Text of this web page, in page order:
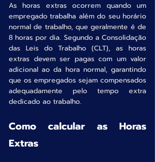
As horas extras ocorrem quando um
empregado trabalha além do seu horário
normal de trabalho, que geralmente é de
8 horas por dia. Segundo a Consolidação
das Leis do Trabalho (CLT), as horas
extras devem ser pagas com um valor
adicional ao da hora normal, garantindo
que os empregados sejam compensados
adequadamente pelo tempo extra
dedicado ao trabalho.
Como calcular as Horas
Extras